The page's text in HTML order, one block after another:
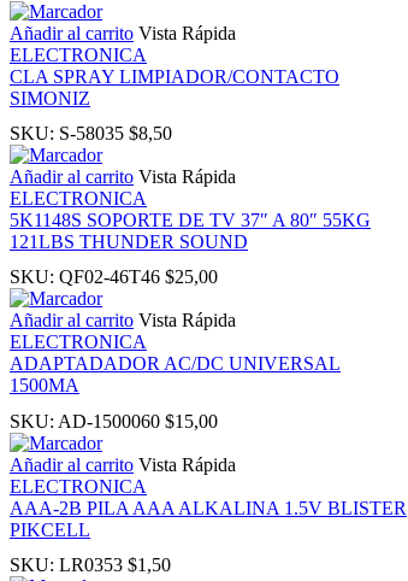
Añadir al carrito Vista Rápida
ELECTRONICA
CLA SPRAY LIMPIADOR/CONTACTO
SIMONIZ
SKU: S-58035 $8,50
Añadir al carrito Vista Rápida
ELECTRONICA
5K1148S SOPORTE DE TV 37″ A 80″ 55KG
121LBS THUNDER SOUND
SKU: QF02-46T46 $25,00
Añadir al carrito Vista Rápida
ELECTRONICA
ADAPTADADOR AC/DC UNIVERSAL
1500MA
SKU: AD-1500060 $15,00
Añadir al carrito Vista Rápida
ELECTRONICA
AAA-2B PILA AAA ALKALINA 1.5V BLISTER
PIKCELL
SKU: LR0353 $1,50